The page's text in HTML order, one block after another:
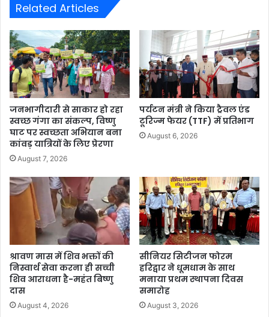
Related Articles
जनभागीदारी से साकार हो रहा
स्वच्छ गंगा का संकल्प, विष्णु
घाट पर स्वच्छता अभियान बना
कांवड़ यात्रियों के लिए प्रेरणा
August 7, 2026
पर्यटन मंत्री ने किया ट्रैवल एंड
टूरिज्म फेयर (TTF) में प्रतिभाग
August 6, 2026
श्रावण मास में शिव भक्तों की
निस्वार्थ सेवा करना ही सच्ची
शिव आराधना है-महंत बिष्णु
दास
August 4, 2026
सीनियर सिटीजन फोरम
हरिद्वार ने धूमधाम के साथ
मनाया प्रथम स्थापना दिवस
समारोह
August 3, 2026